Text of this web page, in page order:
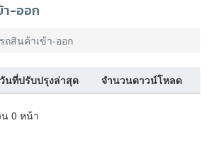
า-ออก
สินค้าเข้า-ออก
วันที่ปรับปรุงล่าสุด จำนวนดาวน์โหลด
0 หน้า